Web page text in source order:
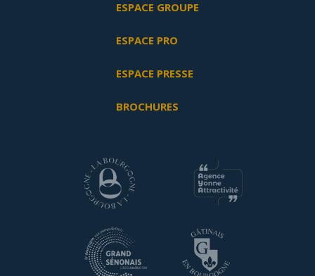
ESPACE GROUPE
ESPACE PRO
ESPACE PRESSE
BROCHURES